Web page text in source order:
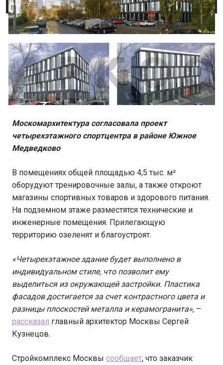
Москомархитектура согласовала проект
четырехэтажного спортцентра в районе Южное
Медведково
В помещениях общей площадью 4,5 тыс. м²
оборудуют тренировочные залы, а также откроют
магазины спортивных товаров и здорового питания.
На подземном этаже разместятся технические и
инженерные помещения. Прилегающую
территорию озеленят и благоустроят.
«Четырехэтажное здание будет выполнено в
индивидуальном стиле, что позволит ему
выделиться из окружающей застройки. Пластика
фасадов достигается за счет контрастного цвета и
разницы плоскостей металла и керамогранита», –
рассказал главный архитектор Москвы Сергей
Кузнецов.
Стройкомплекс Москвы сообщает, что заказчик